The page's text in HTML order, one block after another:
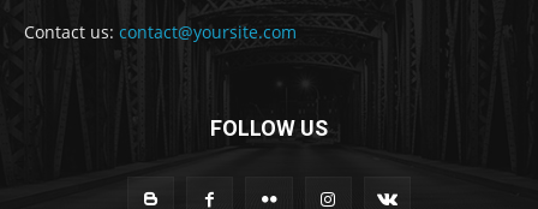
Contact us: contact@yoursite.com
FOLLOW US